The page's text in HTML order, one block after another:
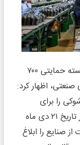
عزت الله زارعی درباره تخصیص نیافتن بسته حمایتی ۷۰۰
اظهار کرد:
را برای
واحدهای تولیدی ایجاد می‌کرد دولت در تاریخ ۲۱ دی ماه
صنایع را ابلاغ